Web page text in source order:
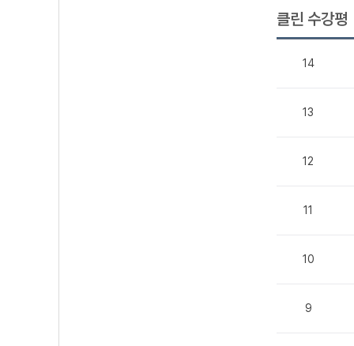
클린 수강평
14
13
12
11
10
9